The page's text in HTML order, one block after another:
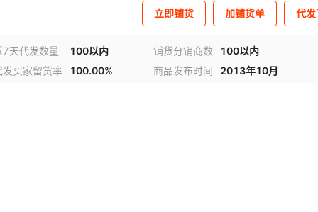
立即铺货 加铺货单 代
7天代发数量 100以内 铺货分销商数
100以内
发买家留货率
100.00% 商品发布时间 2013年10月